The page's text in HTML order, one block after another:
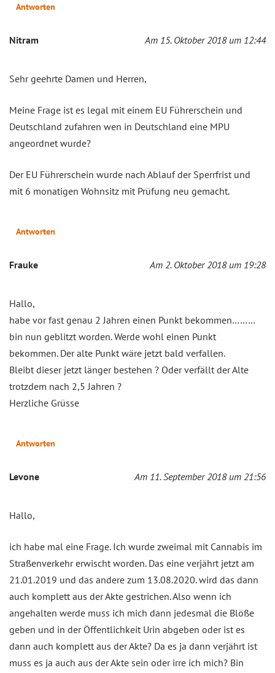
Antworten
Nitram Am 15. Oktober 2018 um 12:44
Sehr geehrte Damen und Herren,
Meine Frage ist es legal mit einem EU Führerschein und
Deutschland zufahren wen in Deutschland eine MPU
angeordnet wurde?
Der EU Führerschein wurde nach Ablauf der Sperrfrist und
mit 6 monatigen Wohnsitz mit Prüfung neu gemacht.
Antworten
Frauke Am 2. Oktober 2018 um 19:28
Hallo,
habe vor fast genau 2 Jahren einen Punkt bekommen………
bin nun geblitzt worden. Werde wohl einen Punkt
bekommen. Der alte Punkt wäre jetzt bald verfallen.
Bleibt dieser jetzt länger bestehen ? Oder verfällt der Alte
trotzdem nach 2,5 Jahren ?
Herzliche Grüsse
Antworten
Levone Am 11. September 2018 um 21:56
Hallo,
ich habe mal eine Frage. Ich wurde zweimal mit Cannabis im
Straßenverkehr erwischt worden. Das eine verjährt jetzt am
21.01.2019 und das andere zum 13.08.2020. wird das dann
auch komplett aus der Akte gestrichen. Also wenn ich
angehalten werde muss ich mich dann jedesmal die Blöße
geben und in der Öffentlichkeit Urin abgeben oder ist es
dann auch komplett aus der Akte? Da es ja dann verjährt ist
muss es ja auch aus der Akte sein oder irre ich mich? Bin